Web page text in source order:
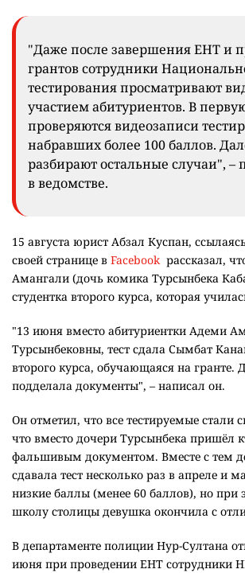
"Даже после завершения ЕНТ и
грантов сотрудники
тестирования просматривают
участием абитуриентов. В
проверяются видеозаписи
набравших более 100 баллов.
разбирают остальные случаи", –
в ведомстве.
15 августа юрист Абзал Куспан,
своей странице в Facebook рассказал,
Амангали (дочь комика Турсынбека
студентка второго курса, которая
"13 июня вместо абитуриентки Адеми
Турсынбековны, тест сдала Сымбат
второго курса, обучающаяся на гранте.
подделала документы", – написал он.
Он отметил, что все тестируемые стали
что вместо дочери Турсынбека пришёл
фальшивым документом. Вместе с тем
сдавала тест несколько раз в апреле и
низкие баллы (менее 60 баллов), но
школу столицы девушка окончила с
В департаменте полиции Нур-Султана
июня при проведении ЕНТ сотрудники